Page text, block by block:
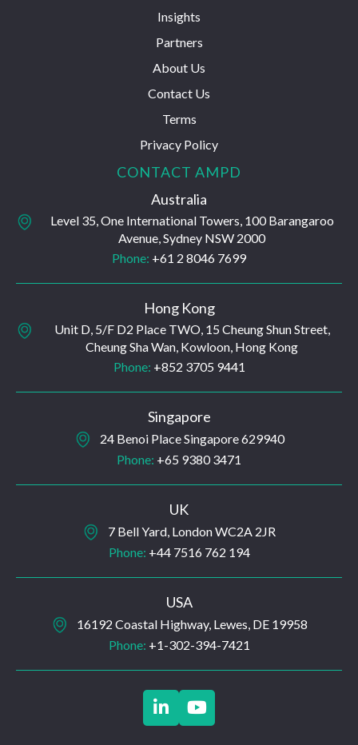
Insights
Partners
About Us
Contact Us
Terms
Privacy Policy
CONTACT AMPD
Australia
Level 35, One International Towers, 100 Barangaroo
Avenue, Sydney NSW 2000
Phone: +61 2 8046 7699
Hong Kong
Unit D, 5/F D2 Place TWO, 15 Cheung Shun Street,
Cheung Sha Wan, Kowloon, Hong Kong
Phone: +852 3705 9441
Singapore
24 Benoi Place Singapore 629940
Phone: +65 9380 3471
UK
7 Bell Yard, London WC2A 2JR
Phone: +44 7516 762 194
USA
16192 Coastal Highway, Lewes, DE 19958
Phone: +1-302-394-7421
 